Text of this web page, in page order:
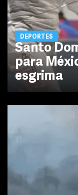
DEPORTES
Santo
para
esgrima